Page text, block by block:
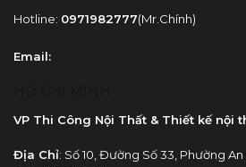
Hotline: 0971982777(Mr.Chính)
Email:
VP Thi Công Nội Thất & Thiết kế nội
Địa Chỉ: Số 10, Đường Số 33, Phường